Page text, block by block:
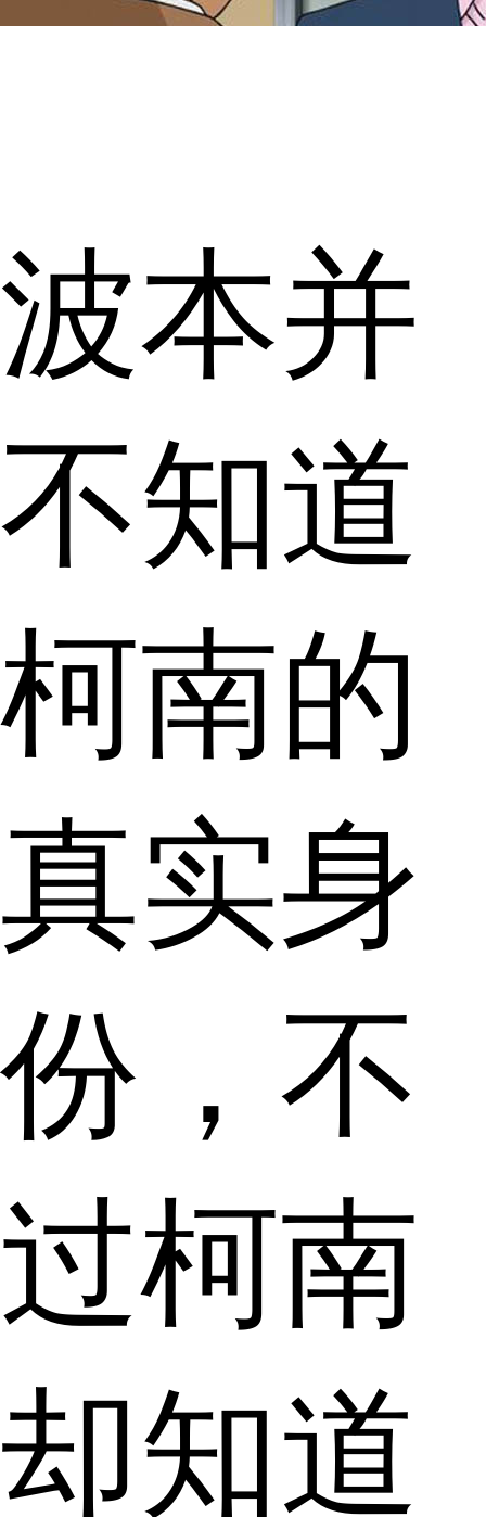
波本并
不知道
柯南的
真实身
份，不
过柯南
却知道